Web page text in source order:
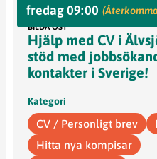
fredag 09:00
Götalandsvägen 240–242,
BILDA ÖST
Hjälp med CV i
stöd med
kontakter i Sverige!
Kategori
CV / Personligt brev
Hitta nya kompisar